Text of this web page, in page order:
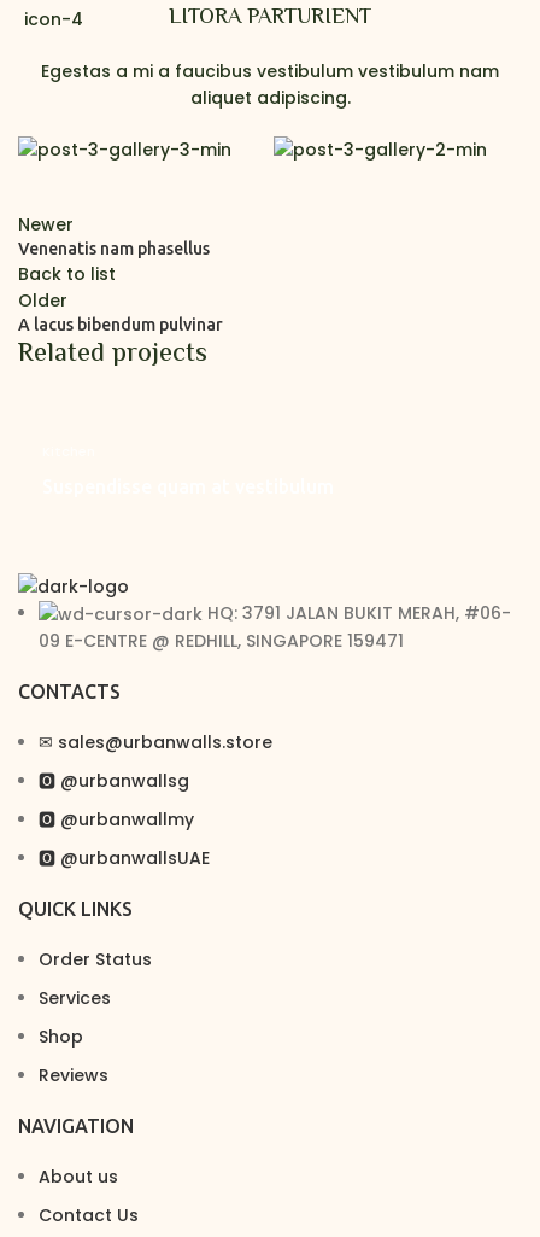
LITORA PARTURIENT
Egestas a mi a faucibus vestibulum vestibulum nam
aliquet adipiscing.
Newer
Venenatis nam phasellus
Back to list
Older
A lacus bibendum pulvinar
Related projects
HQ: 3791 JALAN BUKIT MERAH, #06-
09 E-CENTRE @ REDHILL, SINGAPORE 159471
CONTACTS
✉︎ sales@urbanwalls.store
🅾 @urbanwallsg
🅾 @urbanwallmy
🅾 @urbanwallsUAE
QUICK LINKS
Order Status
Services
Shop
Reviews
NAVIGATION
About us
Contact Us